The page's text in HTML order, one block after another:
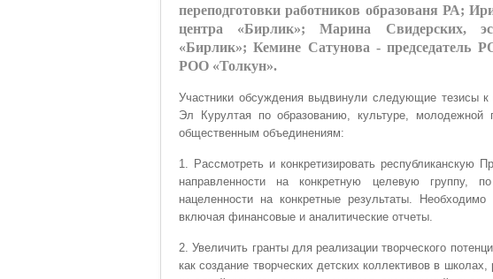
переподготовки работников образованя РА;
центра «Бирлик»; Марина Свидерских,
«Бирлик»; Кемине Сатунова - председатель
РОО «Толкун».
Участники обсуждения выдвинули следующие тезисы к
Эл Курултая по образованию, культуре,
общественным объединениям:
1. Рассмотреть и конкретизировать республиканскую
направленности на конкретную целевую группу,
нацеленности на конкретные результаты.
включая финансовые и аналитические отчеты.
2. Увеличить гранты для реализации творческого
как создание творческих детских коллективов в